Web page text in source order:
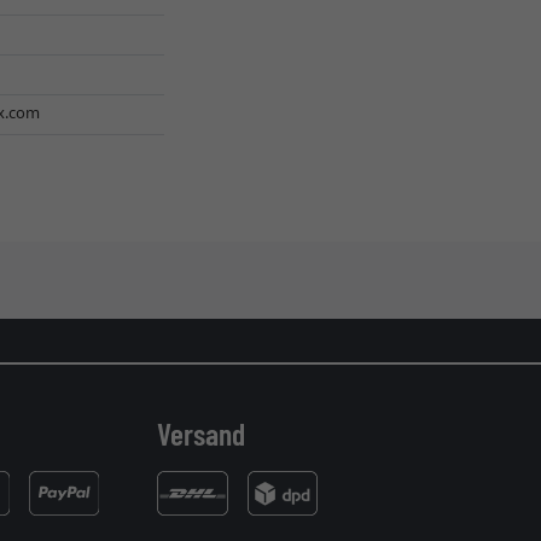
Versand